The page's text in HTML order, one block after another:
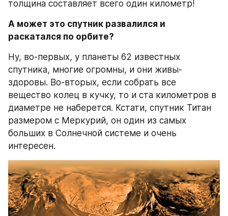
толщина составляет всего один километр!
А может это спутник развалился и
раскатался по орбите?
Ну, во-первых, у планеты 62 известных
спутника, многие огромны, и они живы-
здоровы. Во-вторых, если собрать все
вещество колец в кучку, то и ста километров в
диаметре не наберется. Кстати, спутник Титан
размером с Меркурий, он один из самых
больших в Солнечной системе и очень
интересен.